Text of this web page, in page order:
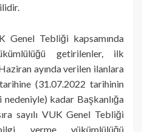
Genel Tebliği kapsamında
getirilenler, ilk
ayında verilen ilanlara
(31.07.2022 tarihinin
kadar Başkanlığa
sayılı VUK Genel Tebliği
verme yükümlülüğü